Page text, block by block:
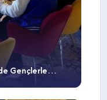
Gençlerle